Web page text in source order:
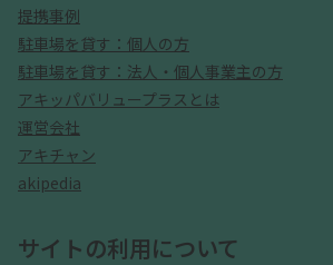
提携事例
駐車場を貸す：個人の方
駐車場を貸す：法人・個人事業主の方
アキッパバリュープラスとは
運営会社
アキチャン
akipedia
サイトの利用について